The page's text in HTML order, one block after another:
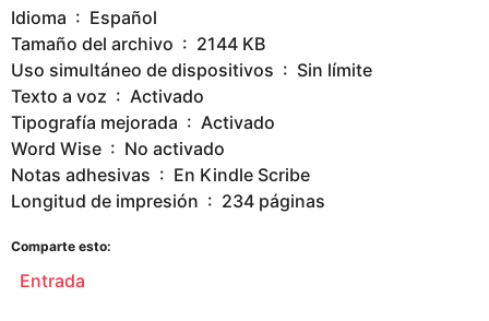
Idioma ‏ : ‎ Español
Tamaño del archivo ‏ : ‎ 2144 KB
Uso simultáneo de dispositivos ‏ : ‎ Sin límite
Texto a voz ‏ : ‎ Activado
Tipografía mejorada ‏ : ‎ Activado
Word Wise ‏ : ‎ No activado
Notas adhesivas ‏ : ‎ En Kindle Scribe
Longitud de impresión ‏ : ‎ 234 páginas
Comparte esto:
Entrada